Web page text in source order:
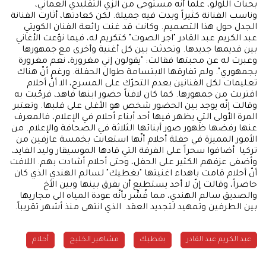
بحبات اللولو، علماً أنّه مستوحى من الزي التقليدي العماني،
وناسب الفنانة كثيراً وبدت فيه جميلة. لكن كعادتها، أثارت الفنانة
الجدل حول هذا التصميم. وكانت قد غنت رائعة الفنان الكويتي
عبد الكريم عبد القادر "اجر الصوت" كتكريم له، فيما نوّعت الأغاني
بين قديمها جديدها. وتحدثت بين كل أغنية وأخرى مع جمهورها
وعبرت له عن محبتها فقالت: "يقولون إني مغرورة، نعم مغرورة
بجمهوري". ولم تفارقها الابتسامة طوال الحفلة. ورغم أنّ هناك
تعليمات لكل الفنانين بعدم التحرّك على المسرح، الا أنّ أحلام
اقتربت من جمهورها. كما كان لافتاً حضور ابنها فاهد، فرحّبت به
وقالت إنّه يوجد بين الحضور شخص هو الأغلى على قلبها. وتعتبر
المرة الأولى التي يظهر فيها أحد أبناء أحلام في الإعلام، فالمعرف
عنها رفضها ظهور صور أبنائها الثلاثة في الصحافة والإعلام. من
الأمور المميزة في حفلة أحلام أنّها استعانت بخمسة عازفين من
تركيا أضافوا سحراً على الفرقة التي قادها الموسيقار وليد الفايد،
وأضفى عزفهم الكثير على الحفل، وحتى أحلام أشادت بهم. اللافت
أنّ أحلام قامت باهداء اغنيتها "بغطيك" لسالم الهندي الذي كان
حاضراً، وقالت إنّ لا أحد يستطيع أن يفرق بينها وبين الأخ
والصديق سالم الهندي، مما فُسِّر بأنّه عودة المياه الى مجاريها
بين الطرفين وتمهيد لتجديد العقد الذي انتهى منذ أشهر تقريباً.
عبد الكريم عبد القادر بغطيك مشاهير الخليج أحلام